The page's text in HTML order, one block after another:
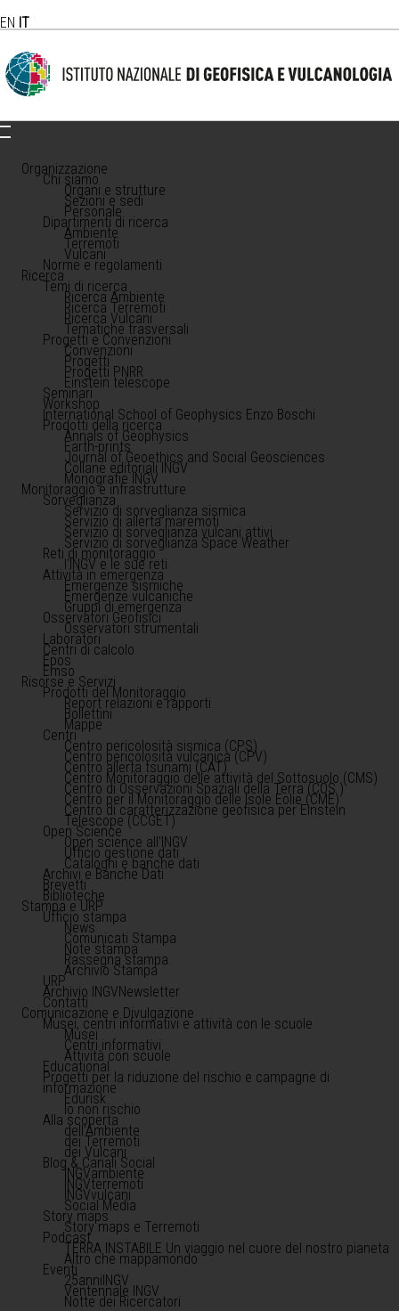
EN IT
Organizzazione
Chi siamo
Organi e strutture
Sezioni e sedi
Personale
Dipartimenti di ricerca
Ambiente
Terremoti
Vulcani
Norme e regolamenti
Ricerca
Temi di ricerca
Ricerca Ambiente
Ricerca Terremoti
Ricerca Vulcani
Tematiche trasversali
Progetti e Convenzioni
Convenzioni
Progetti
Progetti PNRR
Einstein telescope
Seminari
Workshop
International School of Geophysics Enzo Boschi
Prodotti della ricerca
Annals of Geophysics
Earth-prints
Journal of Geoethics and Social Geosciences
Collane editoriali INGV
Monografie INGV
Monitoraggio e infrastrutture
Sorveglianza
Servizio di sorveglianza sismica
Servizio di allerta maremoti
Servizio di sorveglianza vulcani attivi
Servizio di sorveglianza Space Weather
Reti di monitoraggio
l'INGV e le sue reti
Attività in emergenza
Emergenze sismiche
Emergenze vulcaniche
Gruppi di emergenza
Osservatori Geofisici
Osservatori strumentali
Laboratori
Centri di calcolo
Epos
Emso
Risorse e Servizi
Prodotti del Monitoraggio
Report relazioni e rapporti
Bollettini
Mappe
Centri
Centro pericolosità sismica (CPS)
Centro pericolosità vulcanica (CPV)
Centro allerta tsunami (CAT)
Centro Monitoraggio delle attività del Sottosuolo (CMS)
Centro di Osservazioni Spaziali della Terra (COS )
Centro per il Monitoraggio delle Isole Eolie (CME)
Centro di caratterizzazione geofisica per Einstein
Telescope (CCGET)
Open Science
Open science all'INGV
Ufficio gestione dati
Cataloghi e banche dati
Archivi e Banche Dati
Brevetti
Biblioteche
Stampa e URP
Ufficio stampa
News
Comunicati Stampa
Note stampa
Rassegna stampa
Archivio Stampa
URP
Archivio INGVNewsletter
Contatti
Comunicazione e Divulgazione
Musei, centri informativi e attività con le scuole
Musei
Centri informativi
Attività con scuole
Educational
Progetti per la riduzione del rischio e campagne di
informazione
Edurisk
Io non rischio
Alla scoperta
dell'Ambiente
dei Terremoti
dei Vulcani
Blog & Canali Social
INGVambiente
INGVterremoti
INGVvulcani
Social Media
Story maps
Story maps e Terremoti
Podcast
TERRA INSTABILE Un viaggio nel cuore del nostro pianeta
Altro che mappamondo
Eventi
25anniINGV
Ventennale INGV
Notte dei Ricercatori